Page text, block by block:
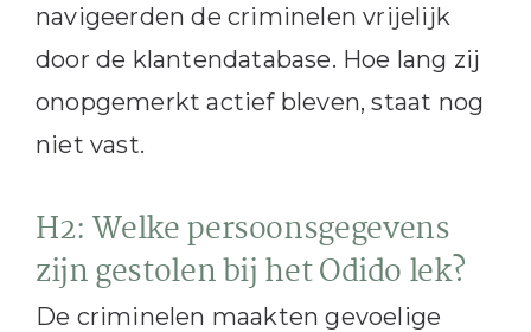
navigeerden de criminelen vrijelijk
door de klantendatabase. Hoe lang zij
onopgemerkt actief bleven, staat nog
niet vast.
H2: Welke persoonsgegevens
zijn gestolen bij het Odido lek?
De criminelen maakten gevoelige